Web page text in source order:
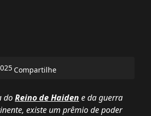
Compartilhe
doReino de Haiden e da guerra
existe um prêmio de poder